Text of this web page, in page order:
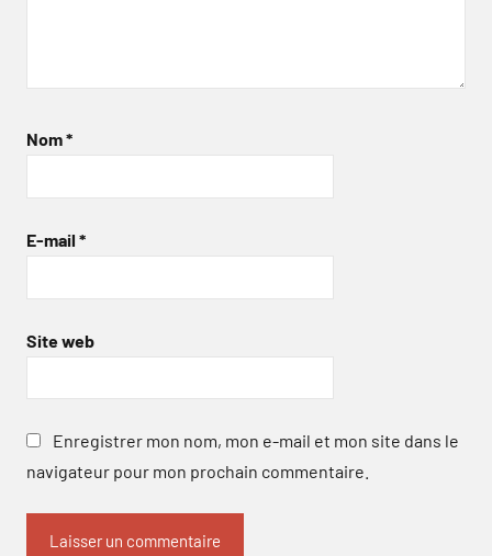
Nom*
E-mail *
Site web
Enregistrer mon nom, mon e-mail et mon site dans le
navigateur pour mon prochain commentaire.